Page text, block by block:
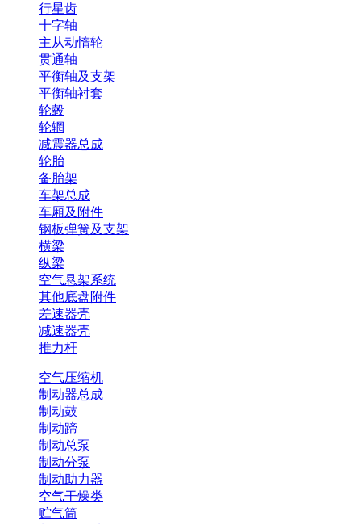
行星齿
十字轴
主从动惰轮
贯通轴
平衡轴及支架
平衡轴衬套
轮毂
轮辋
减震器总成
轮胎
备胎架
车架总成
车厢及附件
钢板弹簧及支架
横梁
纵梁
空气悬架系统
其他底盘附件
差速器壳
减速器壳
推力杆
空气压缩机
制动器总成
制动鼓
制动蹄
制动总泵
制动分泵
制动助力器
空气干燥类
贮气筒